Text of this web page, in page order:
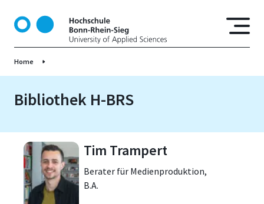
t
I
Home
Bibliothek H-BRS
Tim Trampert
Berater für Medienproduktion,
B.A.